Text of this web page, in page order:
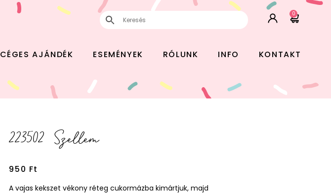
0
CÉGES AJÁNDÉK ESEMÉNYEK RÓLUNK INFO KONTAKT
223502 Szellem
950 Ft
A vajas kekszet vékony réteg cukormázba kimártjuk, majd